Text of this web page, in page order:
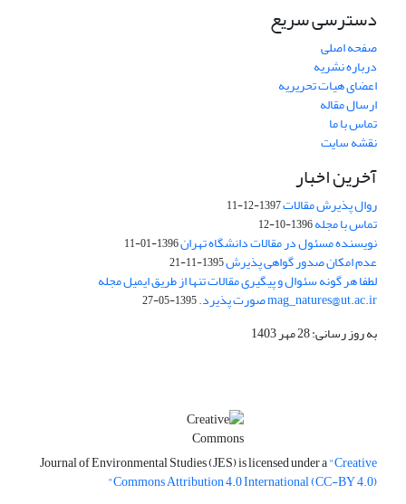
دسترسی سریع
صفحه اصلی
درباره نشریه
اعضای هیات تحریریه
ارسال مقاله
تماس با ما
نقشه سایت
آخرین اخبار
روال پذیرش مقالات1397-12-11
تماس با مجله1396-10-12
نویسنده مسئول در مقالات دانشگاه تهران1396-01-11
عدم امکان صدور گواهی پذیرش1395-11-21
لطفا هر گونه سئوال و پیگیری مقالات تنها از طریق ایمیل مجله
mag_natures@ut.ac.ir صورت پذیرد. 1395-05-27
به روز رسانی: 28 مهر 1403
Journal of Environmental Studies (JES) is licensed under a"Creative
Commons Attribution 4.0 International (CC-BY 4.0)"